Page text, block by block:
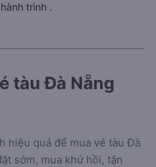
trình .
tàu Đà Nẵng
hiệu quả để mua vé tàu Đà
sớm, mua khứ hồi, tận